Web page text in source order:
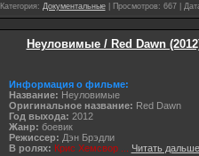
Категория: Документальные| Просмотров: 667 |
Неуловимые / Red Dawn
Информация о фильме:
Название: Неуловимые
Оригинальное название: Red Dawn
Год выхода: 2012
Жанр: боевик
Режиссер: Дэн Брэдли
В ролях: Крис Хемсвор Читать